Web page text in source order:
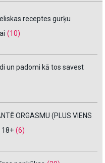
receptes gurķu
(10)
un padomi kā tos savest
ORGASMU (PLUS VIENS
18+ (6)